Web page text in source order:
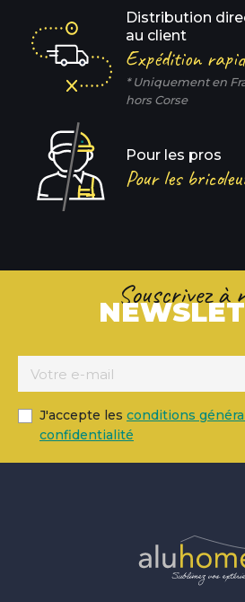
Distribution
au client
Expédition
* Uniquement en
hors Corse
Pour les pros
Pour les
Souscrivez à
J'accepte les conditions
confidentialité